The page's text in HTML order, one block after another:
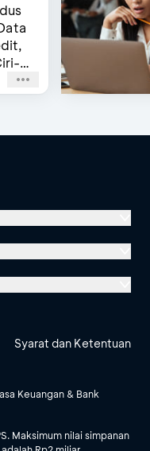
Keuangan & Bank
Maksimum nilai simpanan
Syarat dan Ketentuan